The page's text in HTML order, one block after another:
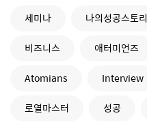
세미나 나의성공스토리
비즈니스
애터미언즈
Atomians
Interview
로열마스터
성공